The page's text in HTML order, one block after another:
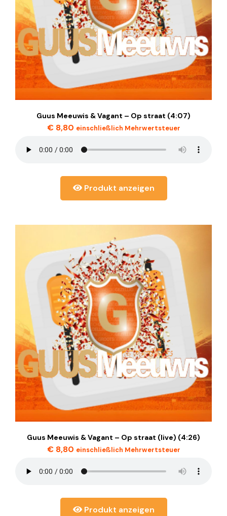
Guus Meeuwis & Vagant – Op straat (4:07)
€8,80 einschließlich Mehrwertsteuer
Produkt anzeigen
Guus Meeuwis & Vagant – Op straat (live) (4:26)
€8,80 einschließlich Mehrwertsteuer
Produkt anzeigen